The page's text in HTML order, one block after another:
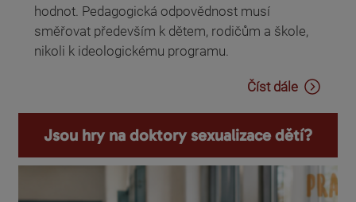
hodnot. Pedagogická odpovědnost musí
směřovat především k dětem, rodičům a škole,
nikoli k ideologickému programu.
Číst dále
Jsou hry na doktory sexualizace dětí?